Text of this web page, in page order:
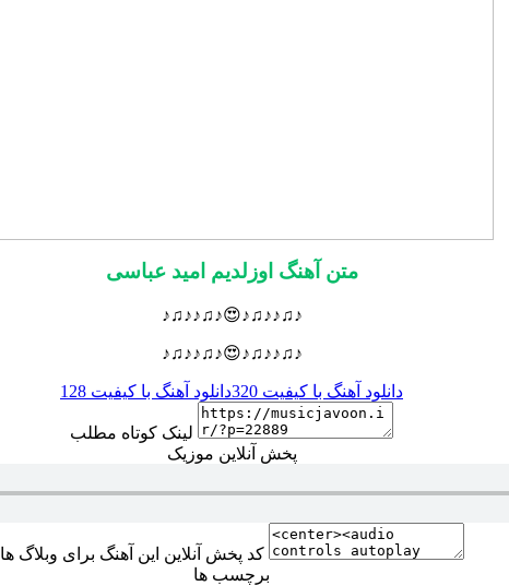
متن آهنگ اوزلدیم امید عباسی
♪♫♪♪♫♪😍♪♫♪♪♫♪
♪♫♪♪♫♪😍♪♫♪♪♫♪
دانلود آهنگ با کیفیت 320 دانلود آهنگ با کیفیت 128
لینک کوتاه مطلب
پخش آنلاین موزیک
کد پخش آنلاین این آهنگ برای وبلاگ ها
برچسب ها